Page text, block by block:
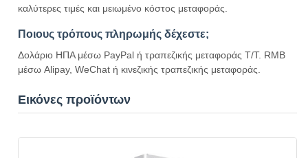
καλύτερες τιμές και μειωμένο κόστος μεταφοράς.
Ποιους τρόπους πληρωμής δέχεστε;
Δολάριο ΗΠΑ μέσω PayPal ή τραπεζικής μεταφοράς T/T. RMB
μέσω Alipay, WeChat ή κινεζικής τραπεζικής μεταφοράς.
Εικόνες προϊόντων